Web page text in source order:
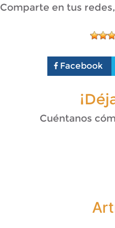
Comparte en tus
Facebook
Cuéntanos